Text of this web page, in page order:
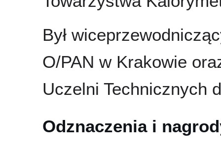
Był
O/PAN w Krakowie
Uczelni Technicznych
Odznaczenia i